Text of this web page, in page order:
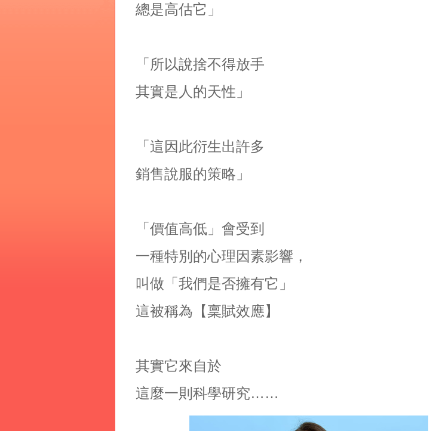
總是高估它」
「所以說捨不得放手
其實是人的天性」
「這因此衍生出許多
銷售說服的策略」
「價值高低」會受到
一種特別的心理因素影響，
叫做「我們是否擁有它」
這被稱為【稟賦效應】
其實它來自於
這麼一則科學研究……